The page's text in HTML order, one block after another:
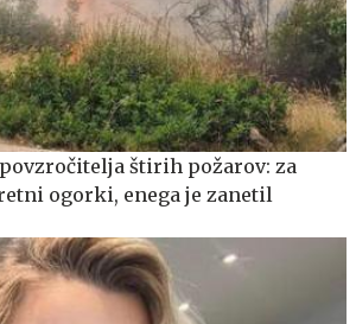
štirih požarov: za
ogorki, enega je zanetil